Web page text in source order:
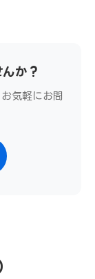
か？
気軽にお問